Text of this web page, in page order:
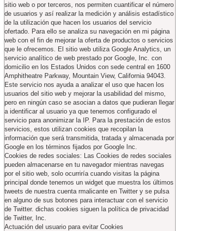
sitio web o por terceros, nos permiten cuantificar el número
de usuarios y así realizar la medición y análisis estadístico
de la utilización que hacen los usuarios del servicio
ofertado. Para ello se analiza su navegación en mi página
web con el fin de mejorar la oferta de productos o servicios
que le ofrecemos. El sitio web utiliza Google Analytics, un
servicio analítico de web prestado por Google, Inc. con
domicilio en los Estados Unidos con sede central en 1600
Amphitheatre Parkway, Mountain View, California 94043.
Este servicio nos ayuda a analizar el uso que hacen los
usuarios del sitio web y mejorar la usabilidad del mismo,
pero en ningún caso se asocian a datos que pudieran llegar
a identificar al usuario ya que tenemos configurado el
servicio para anonimizar la IP. Para la prestación de estos
servicios, estos utilizan cookies que recopilan la
información que será transmitida, tratada y almacenada por
Google en los términos fijados por Google Inc.
Cookies de redes sociales: Las Cookies de redes sociales
pueden almacenarse en tu navegador mientras navegas
por el sitio web, solo ocurriría cuando visitas la página
principal donde tenemos un widget que muestra los últimos
tweets de nuestra cuenta rmalicante en Twitter y se pulsa
en alguno de sus botones para interactuar con el servicio
de Twitter. dichas cookies siguen la política de privacidad
de Twitter, Inc.
Actuación del usuario para evitar Cookies